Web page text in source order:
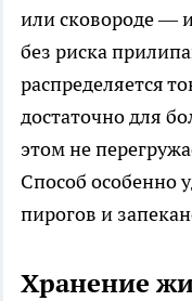
или сковороде —
без риска
распределяется
достаточно для
этом не
Способ особенно
пирогов и
Хранение